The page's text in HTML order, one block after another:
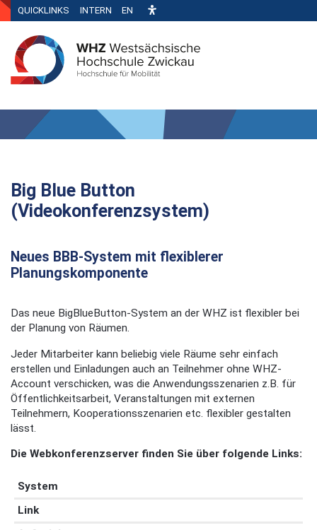
QUICKLINKS INTERN EN
Big Blue Button
(Videokonferenzsystem)
Neues BBB-System mit flexiblerer
Planungskomponente
Das neue BigBlueButton-System an der WHZ ist flexibler bei
der Planung von Räumen.
Jeder Mitarbeiter kann beliebig viele Räume sehr einfach
erstellen und Einladungen auch an Teilnehmer ohne WHZ-
Account verschicken, was die Anwendungsszenarien z.B. für
Öffentlichkeitsarbeit, Veranstaltungen mit externen
Teilnehmern, Kooperationsszenarien etc. flexibler gestalten
lässt.
Die Webkonferenzserver finden Sie über folgende Links:
System
Link